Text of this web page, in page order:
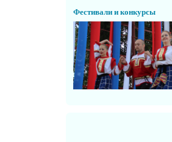
Фестивали и конкурсы